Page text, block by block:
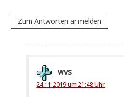
Zum Antworten anmelden
wvs
24.11.2019 um 21:48 Uhr